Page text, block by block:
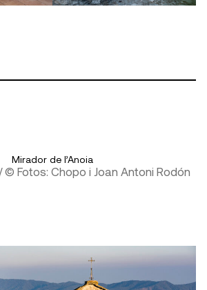
Mirador de l’Anoia
© Fotos: Chopo i Joan Antoni Rodón